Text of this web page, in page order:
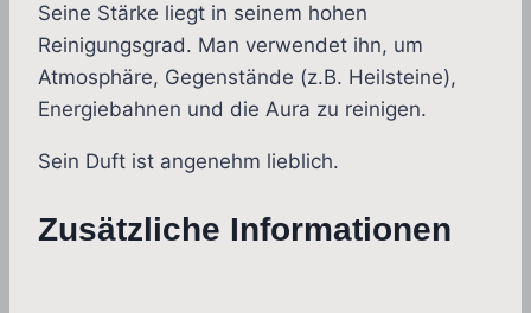
Seine Stärke liegt in seinem hohen
Reinigungsgrad. Man verwendet ihn, um
Atmosphäre, Gegenstände (z.B. Heilsteine),
Energiebahnen und die Aura zu reinigen.
Sein Duft ist angenehm lieblich.
Zusätzliche Informationen